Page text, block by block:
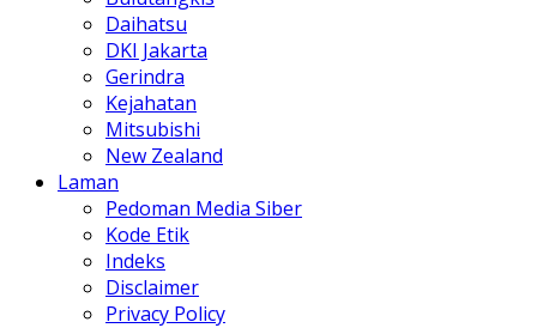
Daihatsu
DKI Jakarta
Gerindra
Kejahatan
Mitsubishi
New Zealand
Laman
Pedoman Media Siber
Kode Etik
Indeks
Disclaimer
Privacy Policy